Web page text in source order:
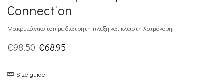
Connection
Μακρυμάνικο τοπ με διάτρητη πλέξη και κλειστή λαιμόκοψη.
€98.50 Original
was:
€68.95
Size guide